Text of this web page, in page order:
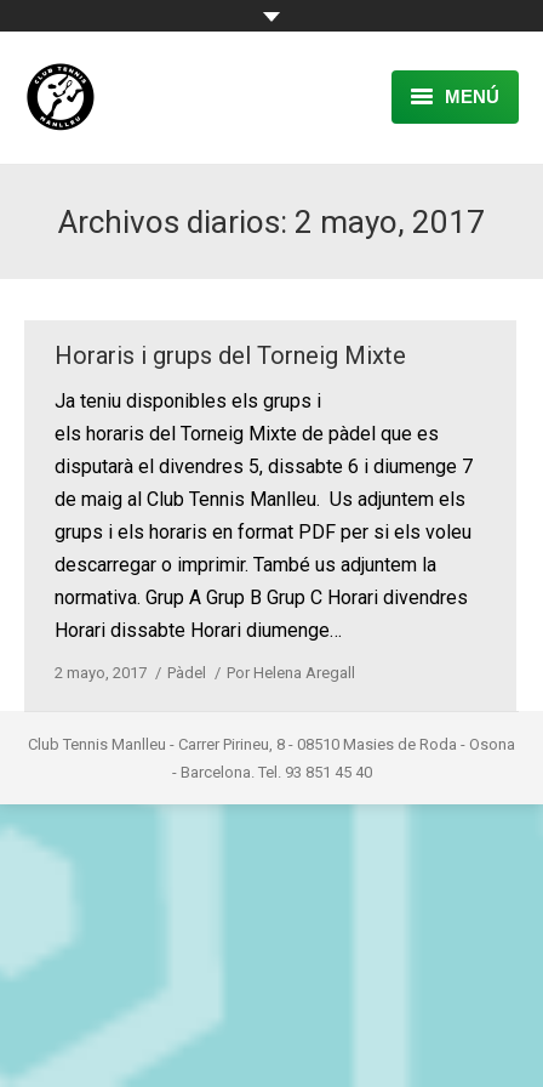
MENÚ
RESERVA
CONTACTE
Archivos diarios: 2 mayo, 2017
Horaris i grups del Torneig Mixte
Ja teniu disponibles els grups i
els horaris del Torneig Mixte de pàdel que es
disputarà el divendres 5, dissabte 6 i diumenge 7
de maig al Club Tennis Manlleu. Us adjuntem els
grups i els horaris en format PDF per si els voleu
descarregar o imprimir. També us adjuntem la
normativa. Grup A Grup B Grup C Horari divendres
Horari dissabte Horari diumenge…
2 mayo, 2017 Pàdel Por Helena Aregall
Club Tennis Manlleu - Carrer Pirineu, 8 - 08510 Masies de Roda - Osona
- Barcelona. Tel. 93 851 45 40